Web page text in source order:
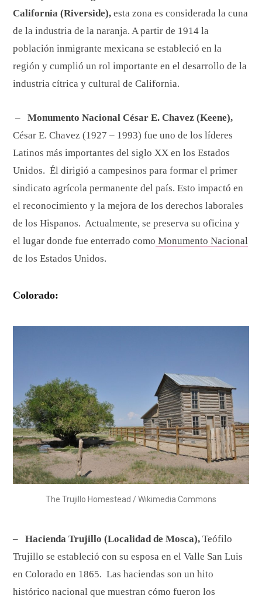
California (Riverside), esta zona es considerada la cuna
de la industria de la naranja. A partir de 1914 la
población inmigrante mexicana se estableció en la
región y cumplió un rol importante en el desarrollo de la
industria cítrica y cultural de California.
– Monumento Nacional César E. Chavez (Keene),
César E. Chavez (1927 – 1993) fue uno de los líderes
Latinos más importantes del siglo XX en los Estados
Unidos. Él dirigió a campesinos para formar el primer
sindicato agrícola permanente del país. Esto impactó en
el reconocimiento y la mejora de los derechos laborales
de los Hispanos. Actualmente, se preserva su oficina y
el lugar donde fue enterrado como Monumento Nacional
de los Estados Unidos.
Colorado:
The Trujillo Homestead / Wikimedia Commons
– Hacienda Trujillo (Localidad de Mosca), Teófilo
Trujillo se estableció con su esposa en el Valle San Luis
en Colorado en 1865. Las haciendas son un hito
histórico nacional que muestran cómo fueron los